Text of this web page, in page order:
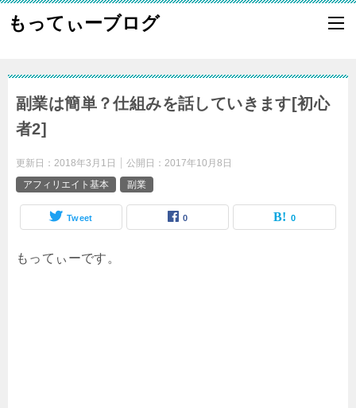
もってぃーブログ
副業は簡単？仕組みを話していきます[初心
者2]
更新日： 2018年3月1日 公開日： 2017年10月8日
アフィリエイト基本
副業
Tweet 0 0
もってぃーです。